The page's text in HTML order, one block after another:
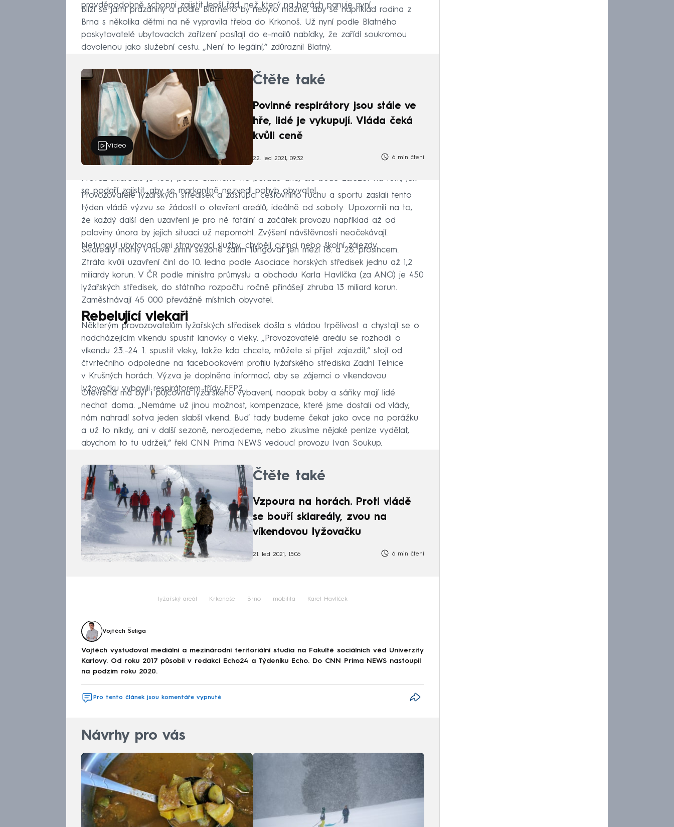
pravděpodobně schopni zajistit lepší řád, než který na horách panuje nyní.
Blíží se jarní prázdniny a podle Blatného by nebylo možné, aby se například rodina z
Brna s několika dětmi na ně vypravila třeba do Krkonoš. Už nyní podle Blatného
poskytovatelé ubytovacích zařízení posílají do e-mailů nabídky, že zařídí soukromou
dovolenou jako služební cestu. „Není to legální,“ zdůraznil Blatný.
Video
Čtěte také
Povinné respirátory jsou stále ve
hře, lidé je vykupují. Vláda čeká
kvůli ceně
22. led 2021, 09:32 6 min čtení
Provoz skiareálů je tedy podle Blatného na pořadu dne, ale bude záležet na tom, jak
se podaří zajistit, aby se markantně nezvedl pohyb obyvatel.
Provozovatelé lyžařských středisek a zástupci cestovního ruchu a sportu zaslali tento
týden vládě výzvu se žádostí o otevření areálů, ideálně od soboty. Upozornili na to,
že každý další den uzavření je pro ně fatální a začátek provozu například až od
poloviny února by jejich situaci už nepomohl. Zvýšení návštěvnosti neočekávají.
Nefungují ubytovací ani stravovací služby, chybějí cizinci nebo školní zájezdy.
Skiareály mohly v nové zimní sezoně zatím fungovat jen mezi 18. a 26. prosincem.
Ztráta kvůli uzavření činí do 10. ledna podle Asociace horských středisek jednu až 1,2
miliardy korun. V ČR podle ministra průmyslu a obchodu Karla Havlíčka (za ANO) je 450
lyžařských středisek, do státního rozpočtu ročně přinášejí zhruba 13 miliard korun.
Zaměstnávají 45 000 převážně místních obyvatel.
Rebelující vlekaři
Některým provozovatelům lyžařských středisek došla s vládou trpělivost a chystají se o
nadcházejícím víkendu spustit lanovky a vleky. „Provozovatelé areálu se rozhodli o
víkendu 23.–24. 1. spustit vleky, takže kdo chcete, můžete si přijet zajezdit,“ stojí od
čtvrtečního odpoledne na facebookovém profilu lyžařského střediska Zadní Telnice
v Krušných horách. Výzva je doplněna informací, aby se zájemci o víkendovou
lyžovačku vybavili respirátorem třídy FFP2.
Otevřená má být i půjčovna lyžařského vybavení, naopak boby a sáňky mají lidé
nechat doma. „Nemáme už jinou možnost, kompenzace, které jsme dostali od vlády,
nám nahradí sotva jeden slabší víkend. Buď tady budeme čekat jako ovce na porážku
a už to nikdy, ani v další sezoně, nerozjedeme, nebo zkusíme nějaké peníze vydělat,
abychom to tu udrželi,“ řekl CNN Prima NEWS vedoucí provozu Ivan Soukup.
Čtěte také
Vzpoura na horách. Proti vládě
se bouří skiareály, zvou na
víkendovou lyžovačku
21. led 2021, 15:06 6 min čtení
lyžařský areál Krkonoše Brno mobilita Karel Havlíček
Vojtěch Šeliga
Vojtěch vystudoval mediální a mezinárodní teritoriální studia na Fakultě sociálních věd Univerzity
Karlovy. Od roku 2017 působil v redakci Echo24 a Týdeníku Echo. Do CNN Prima NEWS nastoupil
na podzim roku 2020.
Pro tento článek jsou komentáře vypnuté
Návrhy pro vás